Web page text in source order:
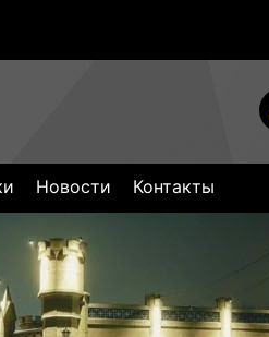
Новости Контакты